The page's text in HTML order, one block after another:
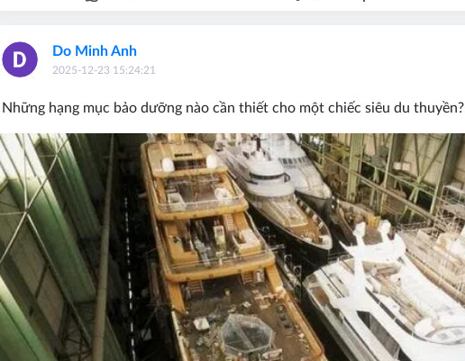
Do Minh Anh
2025-12-23 15:24:21
Những hạng mục bảo dưỡng nào cần thiết cho một chiếc siêu du thuyền?